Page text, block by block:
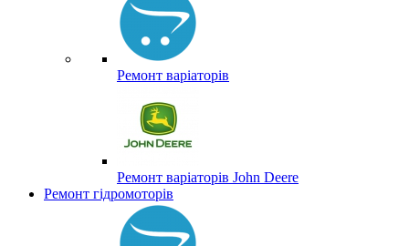
Ремонт варіаторів
Ремонт варіаторів John Deere
Ремонт гідромоторів